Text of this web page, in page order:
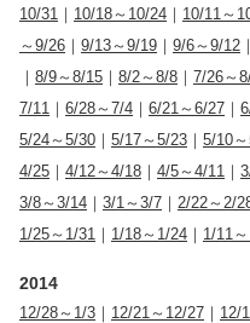
10/31 ｜ 10/18～10/24 ｜ 10/11～
～9/26 ｜ 9/13～9/19 ｜ 9/6～9/12 ｜
｜ 8/9～8/15 ｜ 8/2～8/8 ｜ 7/26～
7/11 ｜ 6/28～7/4 ｜ 6/21～6/27 ｜
5/24～5/30 ｜ 5/17～5/23 ｜ 5/10
4/25 ｜ 4/12～4/18 ｜ 4/5～4/11 ｜
3/8～3/14 ｜ 3/1～3/7 ｜ 2/22～2/
1/25～1/31 ｜ 1/18～1/24 ｜ 1/11
2014
12/28～1/3 ｜ 12/21～12/27 ｜ 12/